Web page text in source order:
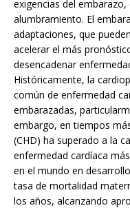
exigencias del
alumbramiento. El
adaptaciones, que
acelerar el más
desencadenar
Históricamente, la
común de enfermedad
embarazadas,
embargo, en tiempos
(CHD) ha superado a la
enfermedad cardíaca
en el mundo en
tasa de mortalidad
los años, alcanzando